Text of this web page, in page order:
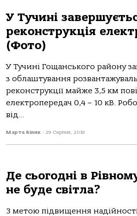
У Тучині
реконструкція
(Фото)
У Тучині Гощанського району
з облаштування
реконструкції майже 3,5 км
електропередач 0,4 – 10 кВ.
від...
Марта Білик - 29 Серпня, 2018
Де сьогодні в
не буде світла?
З метою підвищення